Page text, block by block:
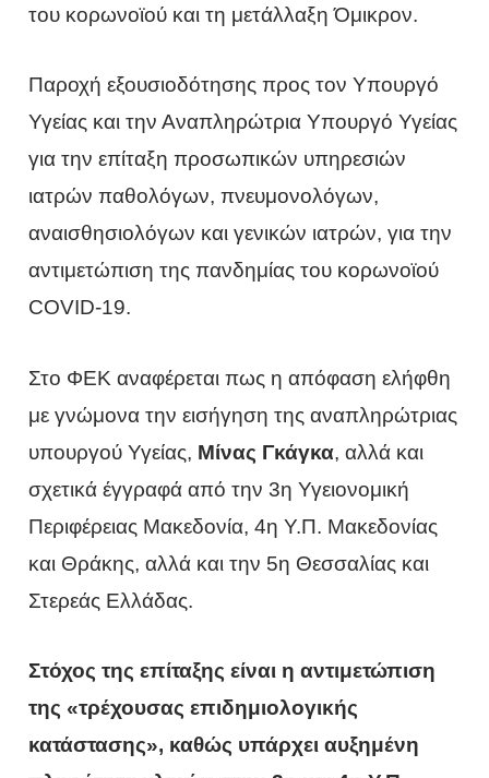
του κορωνοϊού και τη μετάλλαξη Όμικρον.
Παροχή εξουσιοδότησης προς τον Υπουργό
Υγείας και την Αναπληρώτρια Υπουργό Υγείας
για την επίταξη προσωπικών υπηρεσιών
ιατρών παθολόγων, πνευμονολόγων,
αναισθησιολόγων και γενικών ιατρών, για την
αντιμετώπιση της πανδημίας του κορωνοϊού
COVID-19.
Στο ΦΕΚ αναφέρεται πως η απόφαση ελήφθη
με γνώμονα την εισήγηση της αναπληρώτριας
υπουργού Υγείας, Μίνας Γκάγκα, αλλά και
σχετικά έγγραφά από την 3η Υγειονομική
Περιφέρειας Μακεδονία, 4η Υ.Π. Μακεδονίας
και Θράκης, αλλά και την 5η Θεσσαλίας και
Στερεάς Ελλάδας.
Στόχος της επίταξης είναι η αντιμετώπιση
της «τρέχουσας επιδημιολογικής
κατάστασης», καθώς υπάρχει αυξημένη